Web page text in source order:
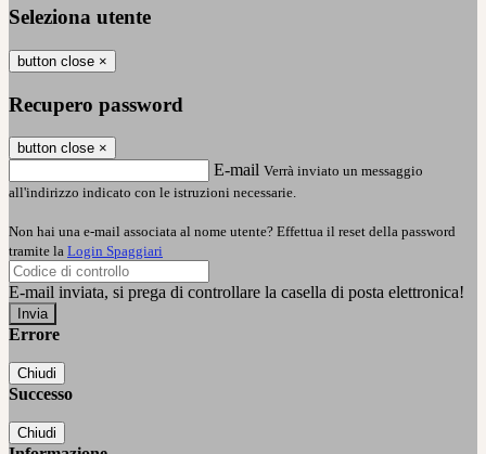
Seleziona utente
button close ×
Recupero password
button close ×
E-mail Verrà inviato un messaggio
all'indirizzo indicato con le istruzioni necessarie.
Non hai una e-mail associata al nome utente? Effettua il reset della password
tramite la Login Spaggiari
E-mail inviata, si prega di controllare la casella di posta elettronica!
Errore
Chiudi
Successo
Chiudi